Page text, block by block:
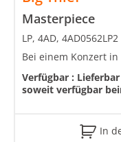
Masterpiece
LP, 4AD, 4AD0562LP2
Bei einem Konzert
Verfügbar :
soweit verfügbar
In